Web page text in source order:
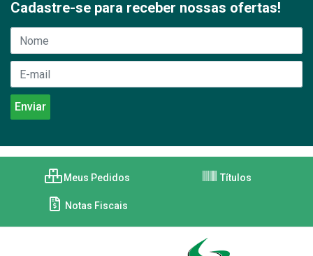
Cadastre-se para receber nossas ofertas!
Meus Pedidos Títulos
Notas Fiscais